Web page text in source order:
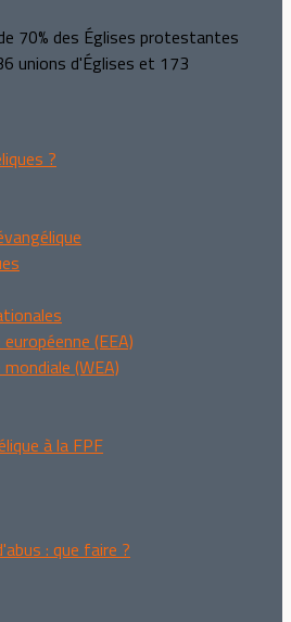
70% des Églises protestantes
unions d'Églises et 173
?
(EEA)
(WEA)
à la FPF
: que faire ?